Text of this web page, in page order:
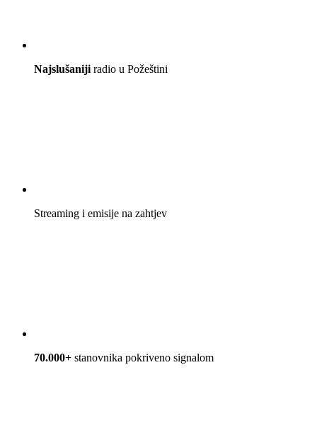
Najslušaniji radio u Požeštini
Streaming i emisije na zahtjev
70.000+ stanovnika pokriveno signalom